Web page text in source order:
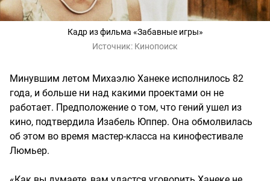
Кадр из фильма «Забавные игры»
Источник: Кинопоиск
Минувшим летом Михаэлю Ханеке исполнилось 82
года, и больше ни над какими проектами он не
работает. Предположение о том, что гений ушел из
кино, подтвердила Изабель Юппер. Она обмолвилась
об этом во время мастер-класса на кинофестивале
Люмьер.